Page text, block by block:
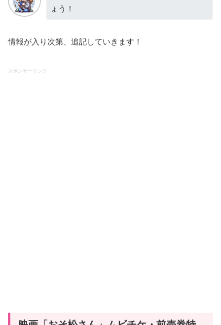
ょう！
情報が入り次第、追記していきます！
スポンサーリンク